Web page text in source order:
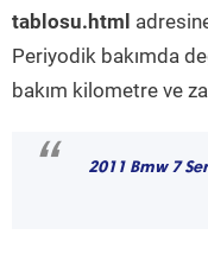
tablosu.html
Periyodik bakımda
bakım kilometre ve
“ 2011 Bmw 7